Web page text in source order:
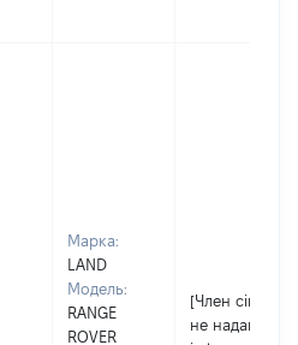
Марка:
LAND
Модель:
RANGE
ROVER
[Член сім'ї
не надав